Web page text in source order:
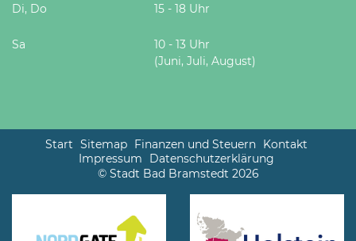
Di, Do 15 - 18 Uhr
Sa
10 - 13 Uhr
(Juni, Juli, August)
Start Sitemap Finanzen und Steuern Kontakt
Impressum
Datenschutzerklärung
© Stadt Bad Bramstedt 2026